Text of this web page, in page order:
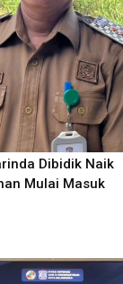
Dibidik Naik
Mulai Masuk